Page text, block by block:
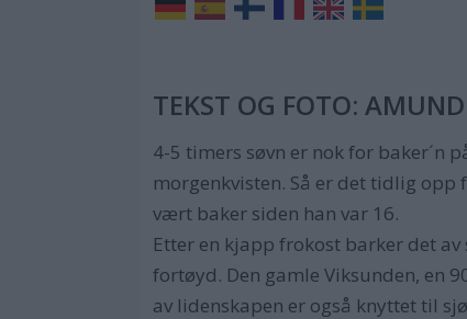
TEKST OG FOTO:
4-5 timers søvn er nok for baker´n
morgenkvisten. Så er det tidlig
vært baker siden han var 16.
Etter en kjapp frokost barker det
fortøyd. Den gamle Viksunden, en
av lidenskapen er også knyttet til